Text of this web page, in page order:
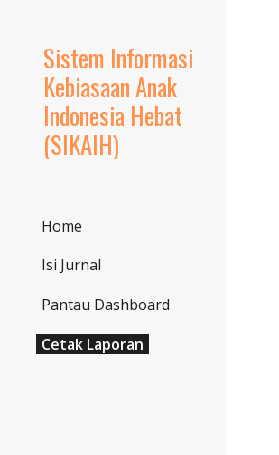
Sistem Informasi
Kebiasaan Anak
Indonesia Hebat
(SIKAIH)
Home
Isi Jurnal
Pantau Dashboard
Cetak Laporan